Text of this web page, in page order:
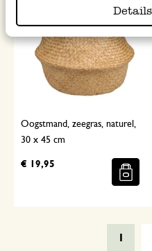
Oogstmand, zeegras, naturel,
30 x 45 cm
€ 19,95